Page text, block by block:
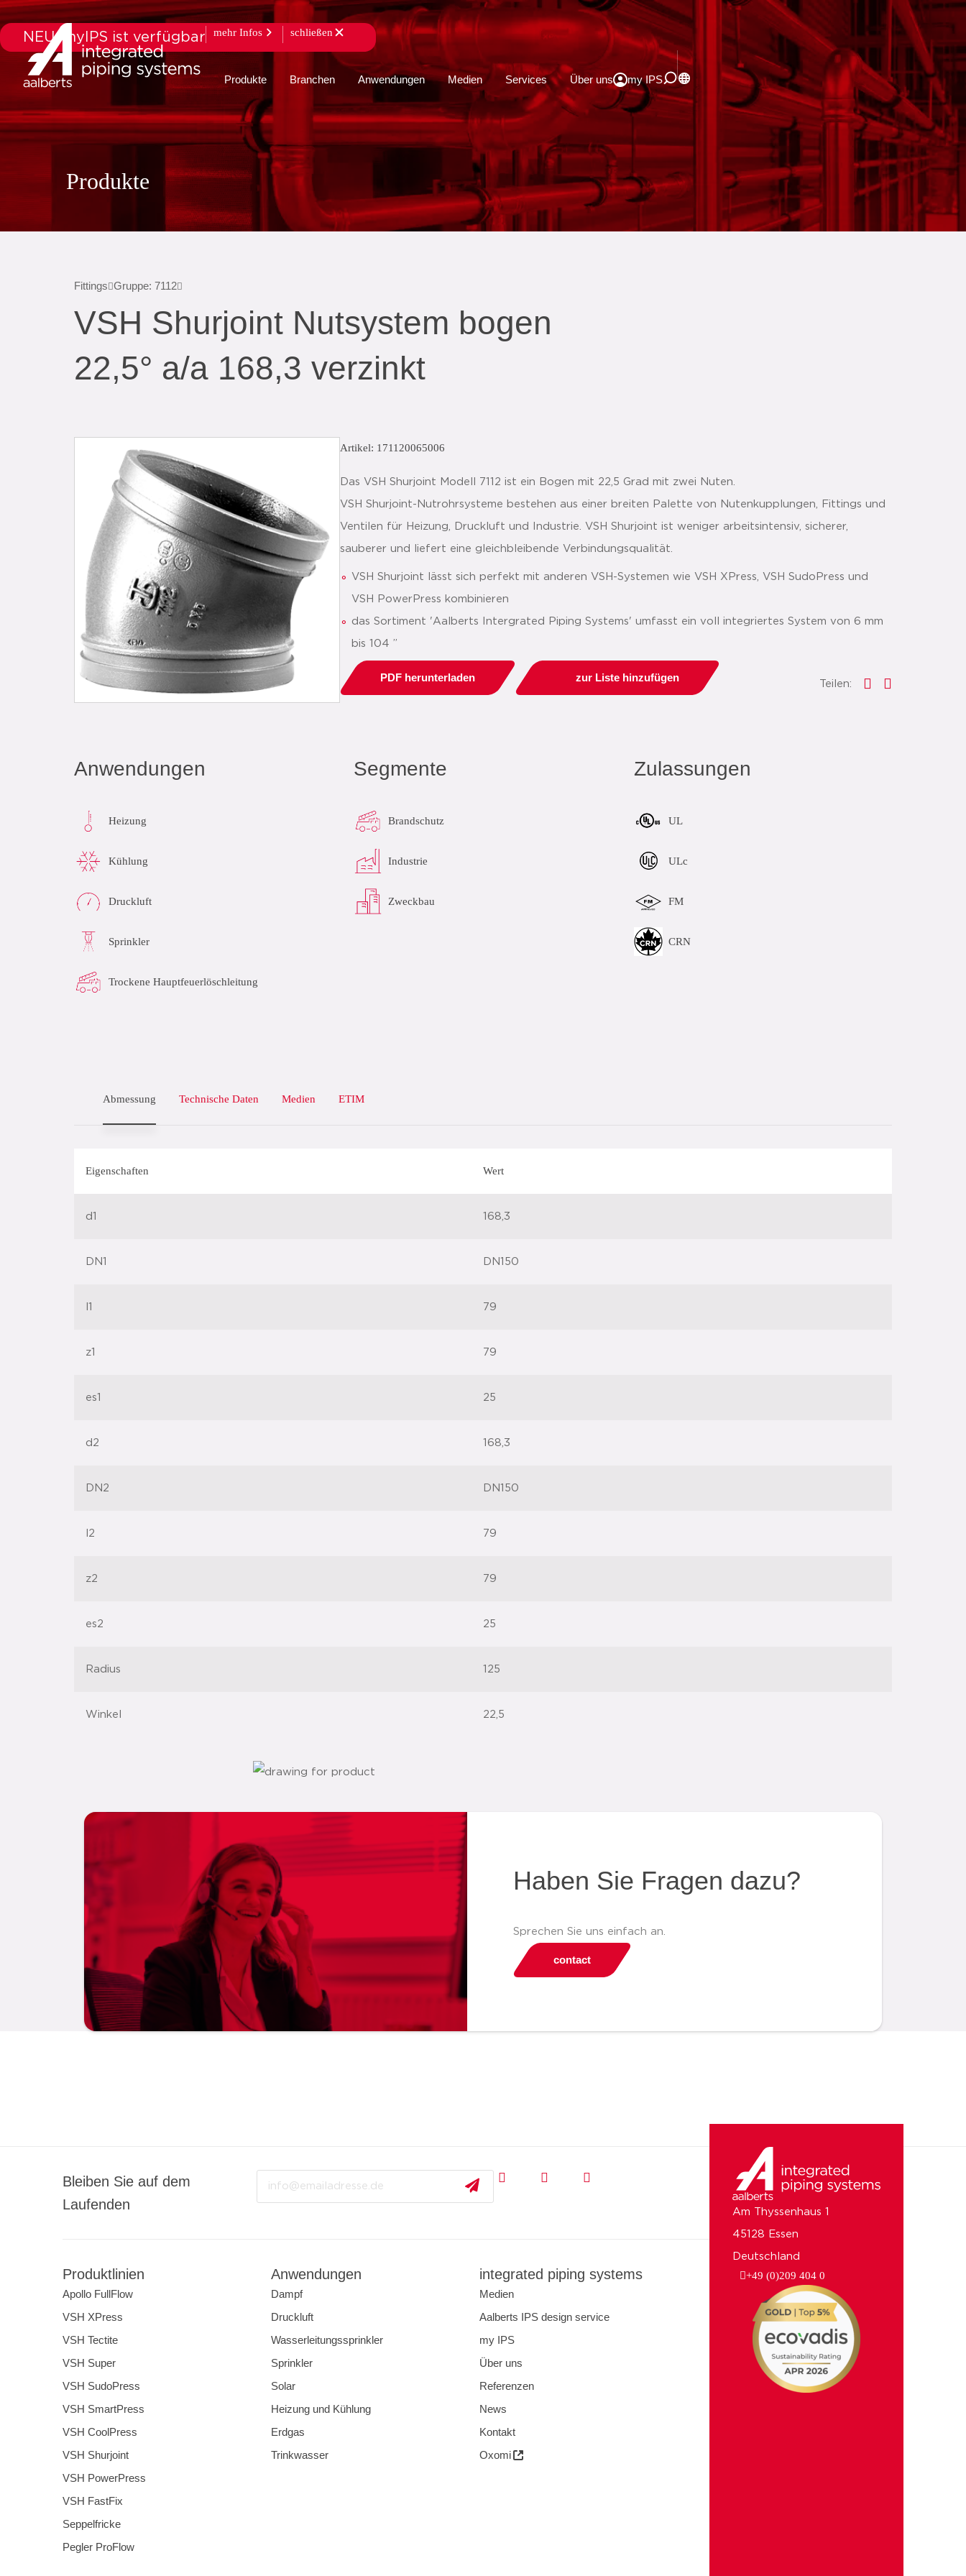
NEU: myIPS ist verfügbar mehr Infos schließen
schließen
Produkte Branchen Anwendungen Medien Services Über uns
Produkte
Fittings Gruppe: 7112
VSH Shurjoint Nutsystem bogen
22,5° a/a 168,3 verzinkt
Artikel: 171120065006
Das VSH Shurjoint Modell 7112 ist ein Bogen mit 22,5 Grad mit zwei Nuten.
VSH Shurjoint-Nutrohrsysteme bestehen aus einer breiten Palette von Nutenkupplungen, Fittings und
Ventilen für Heizung, Druckluft und Industrie. VSH Shurjoint ist weniger arbeitsintensiv, sicherer,
sauberer und liefert eine gleichbleibende Verbindungsqualität.
VSH Shurjoint lässt sich perfekt mit anderen VSH-Systemen wie VSH XPress, VSH SudoPress und
VSH PowerPress kombinieren
das Sortiment 'Aalberts Intergrated Piping Systems' umfasst ein voll integriertes System von 6 mm
bis 104 ”
PDF herunterladen zur Liste hinzufügen Teilen:
Anwendungen
Heizung
Kühlung
Druckluft
Sprinkler
Trockene Hauptfeuerlöschleitung
Segmente
Brandschutz
Industrie
Zweckbau
Zulassungen
UL
ULc
FM
CRN
Abmessung Technische Daten Medien ETIM
Eigenschaften Wert
d1 168,3
DN1 DN150
l1 79
z1 79
es1 25
d2 168,3
DN2 DN150
l2 79
z2 79
es2 25
Radius 125
Winkel 22,5
Haben Sie Fragen dazu?
Sprechen Sie uns einfach an.
contact
Bleiben Sie auf dem
Laufenden
Produktlinien
Apollo FullFlow
VSH XPress
VSH Tectite
VSH Super
VSH SudoPress
VSH SmartPress
VSH CoolPress
VSH Shurjoint
VSH PowerPress
VSH FastFix
Seppelfricke
Pegler ProFlow
Anwendungen
Dampf
Druckluft
Wasserleitungssprinkler
Sprinkler
Solar
Heizung und Kühlung
Erdgas
Trinkwasser
integrated piping systems
Medien
Aalberts IPS design service
my IPS
Über uns
Referenzen
News
Kontakt
Oxomi
Am Thyssenhaus 1
45128 Essen
Deutschland
+49 (0)209 404 0